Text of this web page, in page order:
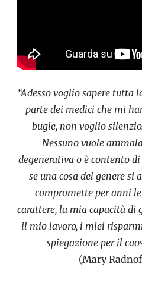
“Adesso voglio sapere tutta
parte dei medici che mi
bugie, non voglio
Nessuno vuole
degenerativa o è contento
se una cosa del genere si
compromette per anni
carattere, la mia capacità di
il mio lavoro, i miei
spiegazione per il
(Mary